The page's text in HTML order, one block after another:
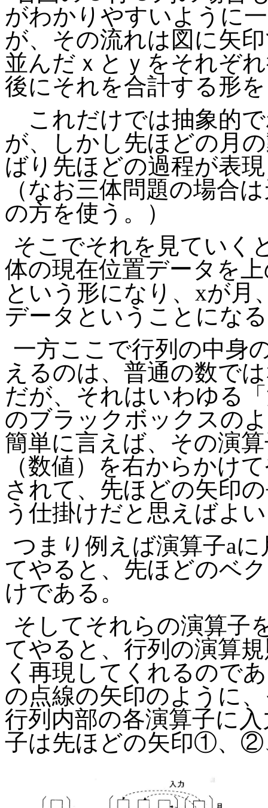
がわかりやすいように
が、その流れは図に矢
並んだｘとｙをそれぞ
後にそれを合計する形
これだけでは抽象的
が、しかし先ほどの月
ばり先ほどの過程が表
（なお三体問題の場合
の方を使う。）
そこでそれを見ていく
体の現在位置データを
という形になり、 xが月
データということにな
一方ここで行列の中身
えるのは、普通の数で
だが、それはいわゆる
のブラックボックスの
簡単に言えば、その演
（数値）を右からかけ
されて、先ほどの矢印
う仕掛けだと思えばよ
つまり例えば演算子aに
てやると、先ほどのベ
けである。
そしてそれらの演算子
てやると、行列の演算
く再現してくれるので
の点線の矢印のように
行列内部の各演算子に
子は先ほどの矢印①、